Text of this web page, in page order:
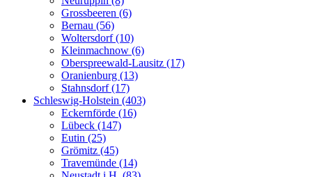
Grossbeeren (6)
Bernau (56)
Woltersdorf (10)
Kleinmachnow (6)
Oberspreewald-Lausitz (17)
Oranienburg (13)
Stahnsdorf (17)
Schleswig-Holstein (403)
Eckernförde (16)
Lübeck (147)
Eutin (25)
Grömitz (45)
Travemünde (14)